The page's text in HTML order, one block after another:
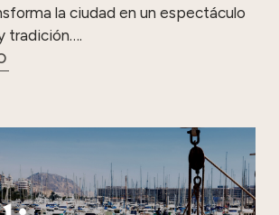
la ciudad en un espectáculo
tradición….